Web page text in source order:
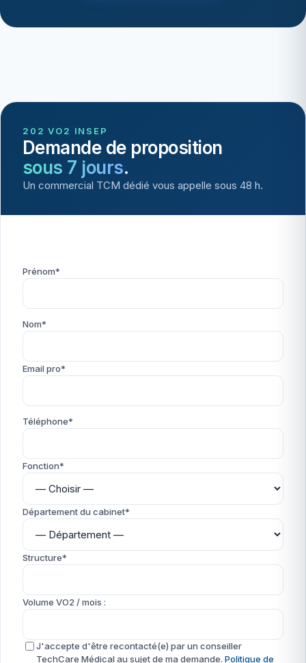
202 VO2 INSEP
Demande de proposition
sous 7 jours.
Un commercial TCM dédié vous appelle sous 48 h.
Prénom*
Nom*
Email pro*
Téléphone*
Fonction*
Département du cabinet*
Structure*
Volume VO2 / mois :
J'accepte d'être recontacté(e) par un conseiller
TechCare Médical au sujet de ma demande. Politique de